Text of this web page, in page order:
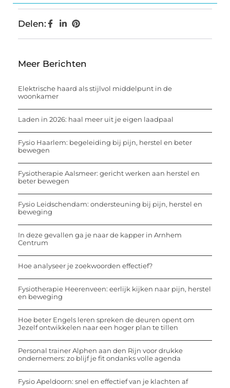
Delen:
Meer Berichten
Elektrische haard als stijlvol middelpunt in de
woonkamer
Laden in 2026: haal meer uit je eigen laadpaal
Fysio Haarlem: begeleiding bij pijn, herstel en beter
bewegen
Fysiotherapie Aalsmeer: gericht werken aan herstel en
beter bewegen
Fysio Leidschendam: ondersteuning bij pijn, herstel en
beweging
In deze gevallen ga je naar de kapper in Arnhem
Centrum
Hoe analyseer je zoekwoorden effectief?
Fysiotherapie Heerenveen: eerlijk kijken naar pijn, herstel
en beweging
Hoe beter Engels leren spreken de deuren opent om
Jezelf ontwikkelen naar een hoger plan te tillen
Personal trainer Alphen aan den Rijn voor drukke
ondernemers: zo blijf je fit ondanks volle agenda
Fysio Apeldoorn: snel en effectief van je klachten af